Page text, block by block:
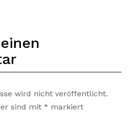
wird nicht veröffentlicht.
sind mit * markiert